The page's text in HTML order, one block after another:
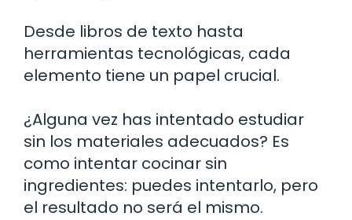
Desde libros de texto hasta
herramientas tecnológicas, cada
elemento tiene un papel crucial.
¿Alguna vez has intentado estudiar
sin los materiales adecuados? Es
como intentar cocinar sin
ingredientes: puedes intentarlo, pero
el resultado no será el mismo.